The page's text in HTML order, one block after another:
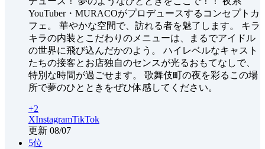
YouTuber・MURACOがプロデュースするコンセプトカ
フェ。 華やかな空間で、訪れる者を魅了します。 キラ
キラの内装とこだわりのメニューは、まるでアイドル
の世界に飛び込んだかのよう。 ハイレベルなキャスト
たちの接客とお店独自のセンスが光るおもてなしで、
特別な時間が過ごせます。 歌舞伎町の夜を彩るこの場
所で夢のひとときをぜひ体感してください。
+2
XInstagramTikTok
更新 08/07
5位